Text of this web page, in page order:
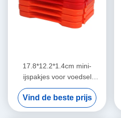
17.8*12.2*1.4cm mini-
ijspakjes voor voedsel
bevroren
Vind de beste prijs